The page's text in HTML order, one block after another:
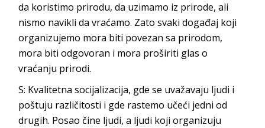
da koristimo prirodu, da uzimamo iz prirode, ali
nismo navikli da vraćamo. Zato svaki događaj koji
organizujemo mora biti povezan sa prirodom,
mora biti odgovoran i mora proširiti glas o
vraćanju prirodi.
S: Kvalitetna socijalizacija, gde se uvažavaju ljudi i
poštuju različitosti i gde rastemo učeći jedni od
drugih. Posao čine ljudi, a ljudi koji organizuju